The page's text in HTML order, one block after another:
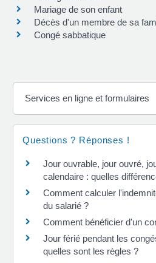
Mariage de son enfant
Décès d'un membre de sa
Congé sabbatique
Services en ligne et formulaires
Questions ? Réponses !
Jour ouvrable, jour ouvré,
calendaire : quelles
Comment calculer
du salarié ?
Comment bénéficier d'un
Jour férié pendant les
quelles sont les règles ?